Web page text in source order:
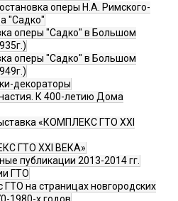
оперы Н.А. Римского-
"Садко"
оперы "Садко" в Большом
оперы "Садко" в Большом
декораторы
К 400-летию Дома
«КОМПЛЕКС ГТО XXI
ГТО XXI ВЕКА»
публикации 2013-2014 гг.
ГТО
ГТО на страницах новгородских